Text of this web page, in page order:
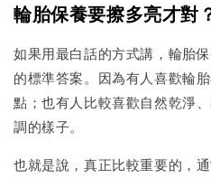
輪胎保養要擦多亮才對
如果用最白話的方式講，輪胎
的標準答案。因為有人喜歡輪
點；也有人比較喜歡自然乾淨
調的樣子。
也就是說，真正比較重要的，